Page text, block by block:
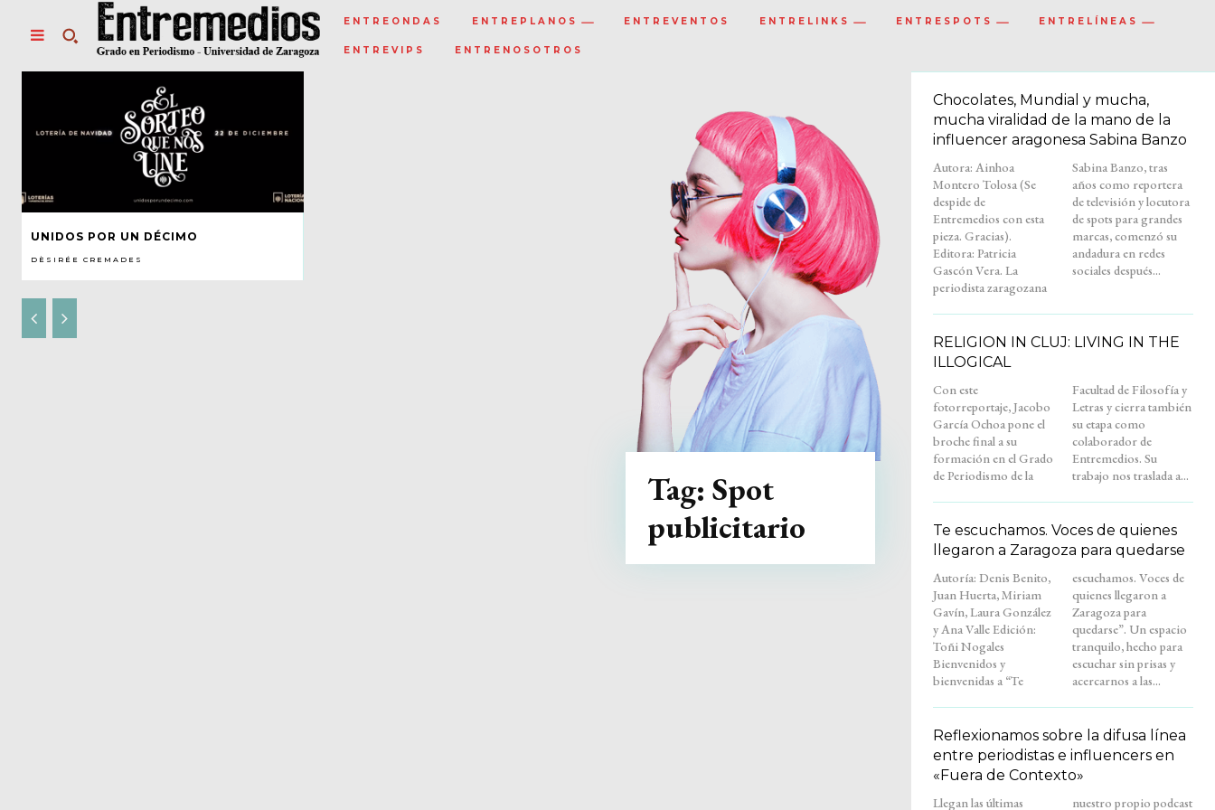
ENTREONDAS ENTREPLANOS ENTREVENTOS ENTRELINKS ENTRESPOTS ENTRELÍNEAS
ENTREVIPS ENTRENOSOTROS
UNIDOS POR UN DÉCIMO
DÈSIRÉE CREMADES
Tag: Spot
publicitario
Chocolates, Mundial y mucha,
mucha viralidad de la mano de la
influencer aragonesa Sabina Banzo
Autora: Ainhoa
Montero Tolosa (Se
despide de
Entremedios con esta
pieza. Gracias).
Editora: Patricia
Gascón Vera. La
periodista zaragozana
Sabina Banzo, tras
años como reportera
de televisión y locutora
de spots para grandes
marcas, comenzó su
andadura en redes
sociales después...
RELIGION IN CLUJ: LIVING IN THE
ILLOGICAL
Con este
fotorreportaje, Jacobo
García Ochoa pone el
broche final a su
formación en el Grado
de Periodismo de la
Facultad de Filosofía y
Letras y cierra también
su etapa como
colaborador de
Entremedios. Su
trabajo nos traslada a...
Te escuchamos. Voces de quienes
llegaron a Zaragoza para quedarse
Autoría: Denis Benito,
Juan Huerta, Miriam
Gavín, Laura González
y Ana Valle Edición:
Toñi Nogales
Bienvenidos y
bienvenidas a “Te
escuchamos. Voces de
quienes llegaron a
Zaragoza para
quedarse”. Un espacio
tranquilo, hecho para
escuchar sin prisas y
acercarnos a las...
Reflexionamos sobre la difusa línea
entre periodistas e influencers en
«Fuera de Contexto»
Llegan las últimas
nuestro propio podcast